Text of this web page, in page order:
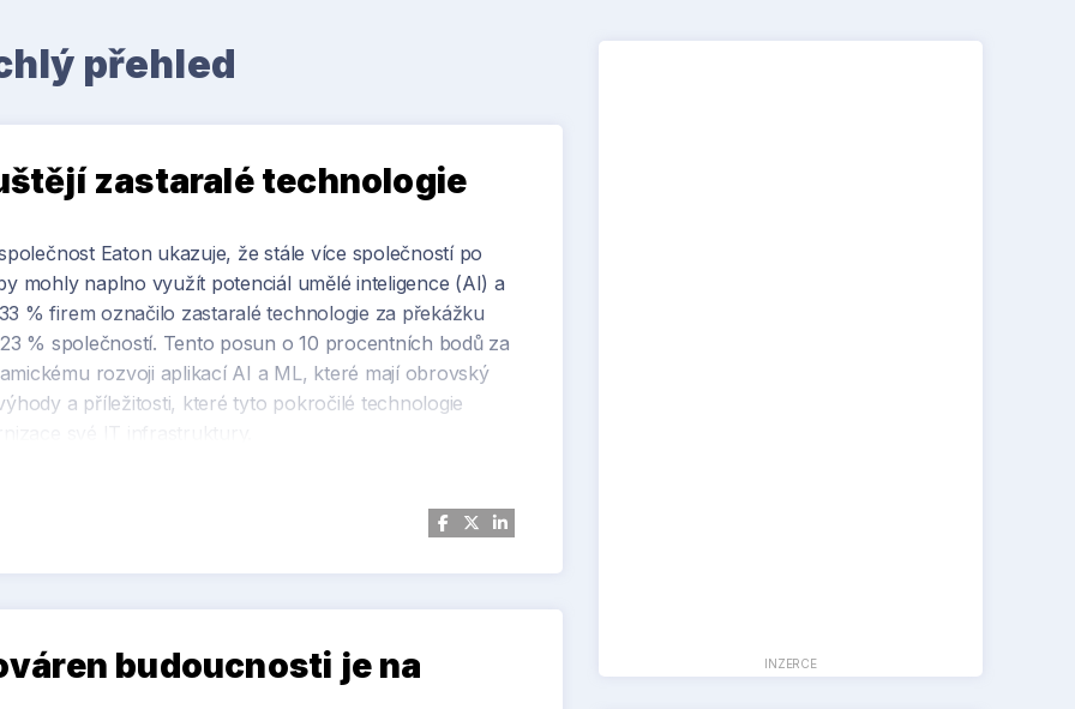
přehled
zastaralé technologie
Eaton ukazuje, že stále více společností po
mohly naplno využít potenciál umělé inteligence (AI) a
% firem označilo zastaralé technologie za překážku
% společností. Tento posun o 10 procentních bodů za
rozvoji aplikací AI a ML, které mají obrovský
a příležitosti, které tyto pokročilé technologie
pro náročné AI a ML aplikace, na kterých bude stát
zařízení (42,3 %) a zlepšování využití výkonu IT
po výkonných AI řešeních, musí zajistit dostatečné
která firmám výrazně usnadňuje digitální
budoucnosti je na
INZERCE